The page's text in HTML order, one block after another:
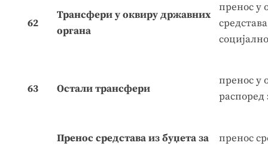
62
Трансфери у оквиру државних
органа
пренос у
63 Остали трансфери
пренос у
распоред
Пренос средстава из буџета за
пренос